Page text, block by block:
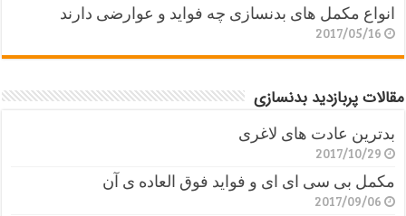
انواع مکمل های بدنسازی چه فواید و عوارضی دارند
2017/05/16
مقالات پربازدید بدنسازی
بدترین عادت های لاغری
2017/10/29
مکمل بی سی ای ای و فواید فوق العاده ی آن
2017/09/06